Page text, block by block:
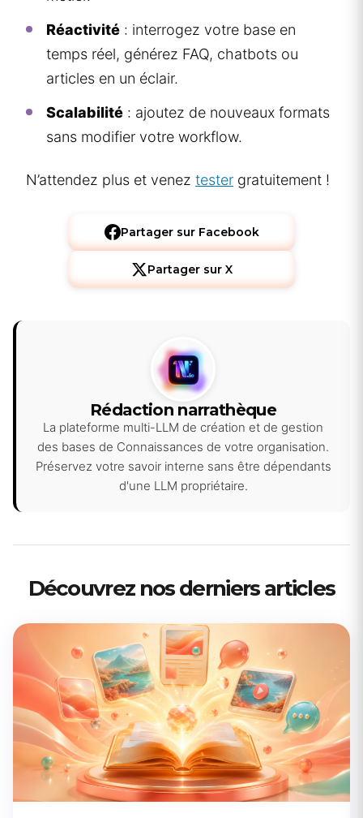
Réactivité : interrogez votre base en
temps réel, générez FAQ, chatbots ou
articles en un éclair.
Scalabilité : ajoutez de nouveaux formats
sans modifier votre workflow.
N’attendez plus et venez tester gratuitement !
Partager sur Facebook
Partager sur X
Rédaction narrathèque
La plateforme multi-LLM de création et de gestion
des bases de Connaissances de votre organisation.
Préservez votre savoir interne sans être dépendants
d'une LLM propriétaire.
Découvrez nos derniers articles